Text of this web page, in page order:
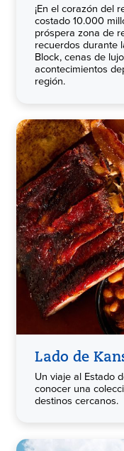
¡En el corazón del
costado 10.000
próspera zona de
recuerdos durante
Block, cenas de
acontecimientos
región.
Lado de
Un viaje al Estado
conocer una
destinos cercanos.